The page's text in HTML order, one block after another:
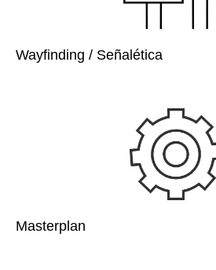
Wayfinding / Señalética
Masterplan